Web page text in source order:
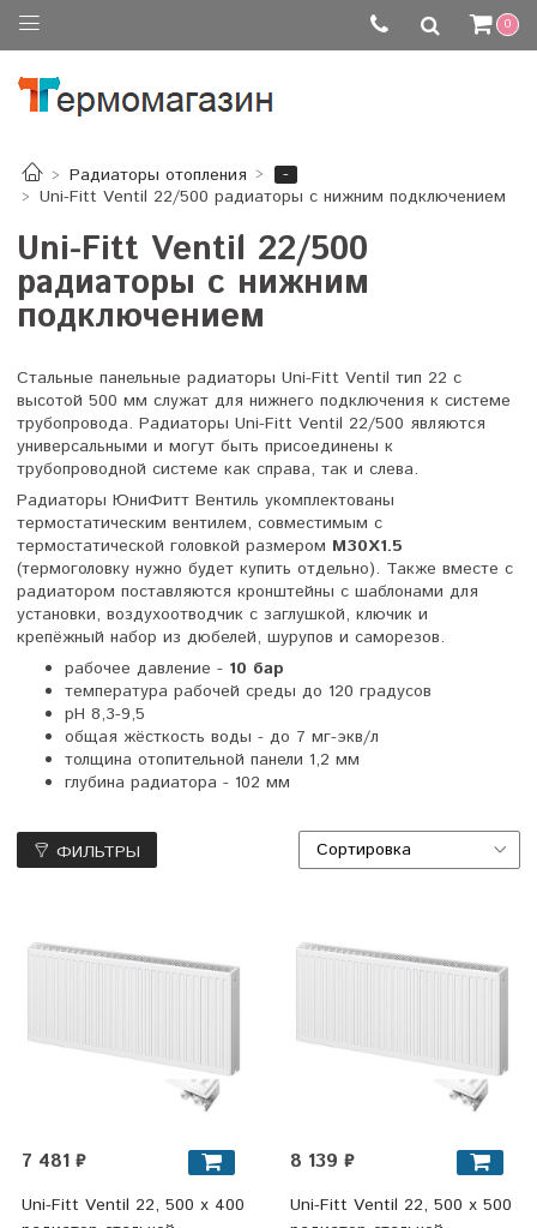
0
Радиаторы отопления
-
Uni-Fitt Ventil 22/500 радиаторы с нижним подключением
Uni-Fitt Ventil 22/500
радиаторы с нижним
подключением
Стальные панельные радиаторы Uni-Fitt Ventil тип 22 с
высотой 500 мм служат для нижнего подключения к системе
трубопровода. Радиаторы Uni-Fitt Ventil 22/500 являются
универсальными и могут быть присоединены к
трубопроводной системе как справа, так и слева.
Радиаторы ЮниФитт Вентиль укомплектованы
термостатическим вентилем, совместимым с
термостатической головкой размером M30X1.5
(термоголовку нужно будет купить отдельно). Также вместе с
радиатором поставляются кронштейны с шаблонами для
установки, воздухоотводчик с заглушкой, ключик и
крепёжный набор из дюбелей, шурупов и саморезов.
рабочее давление - 10 бар
температура рабочей среды до 120 градусов
pH 8,3-9,5
общая жёсткость воды - до 7 мг-экв/л
толщина отопительной панели 1,2 мм
глубина радиатора - 102 мм
ФИЛЬТРЫ
7 481 ₽
Uni-Fitt Ventil 22, 500 х 400
8 139 ₽
Uni-Fitt Ventil 22, 500 х 500